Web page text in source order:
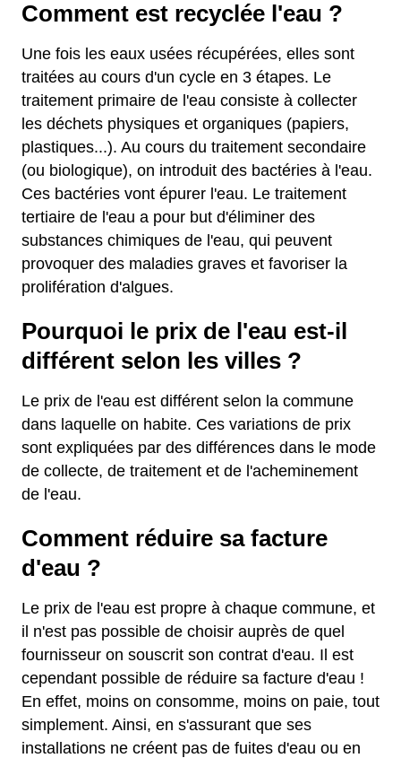
Comment est recyclée l'eau ?
Une fois les eaux usées récupérées, elles sont
traitées au cours d'un cycle en 3 étapes. Le
traitement primaire de l'eau consiste à collecter
les déchets physiques et organiques (papiers,
plastiques...). Au cours du traitement secondaire
(ou biologique), on introduit des bactéries à l'eau.
Ces bactéries vont épurer l'eau. Le traitement
tertiaire de l'eau a pour but d'éliminer des
substances chimiques de l'eau, qui peuvent
provoquer des maladies graves et favoriser la
prolifération d'algues.
Pourquoi le prix de l'eau est-il
différent selon les villes ?
Le prix de l'eau est différent selon la commune
dans laquelle on habite. Ces variations de prix
sont expliquées par des différences dans le mode
de collecte, de traitement et de l'acheminement
de l'eau.
Comment réduire sa facture
d'eau ?
Le prix de l'eau est propre à chaque commune, et
il n'est pas possible de choisir auprès de quel
fournisseur on souscrit son contrat d'eau. Il est
cependant possible de réduire sa facture d'eau !
En effet, moins on consomme, moins on paie, tout
simplement. Ainsi, en s'assurant que ses
installations ne créent pas de fuites d'eau ou en